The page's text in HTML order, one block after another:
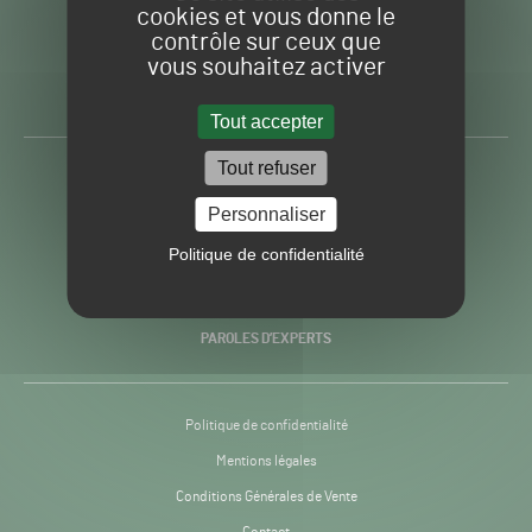
cookies et vous donne le
contrôle sur ceux que
vous souhaitez activer
Tout accepter
Tout refuser
Personnaliser
Politique de confidentialité
Gazon
Sport
H24
-
Toute l’info autour du
PRATIQUES
PAROLES D’EXPERTS
Politique de confidentialité
Mentions légales
Conditions Générales de Vente